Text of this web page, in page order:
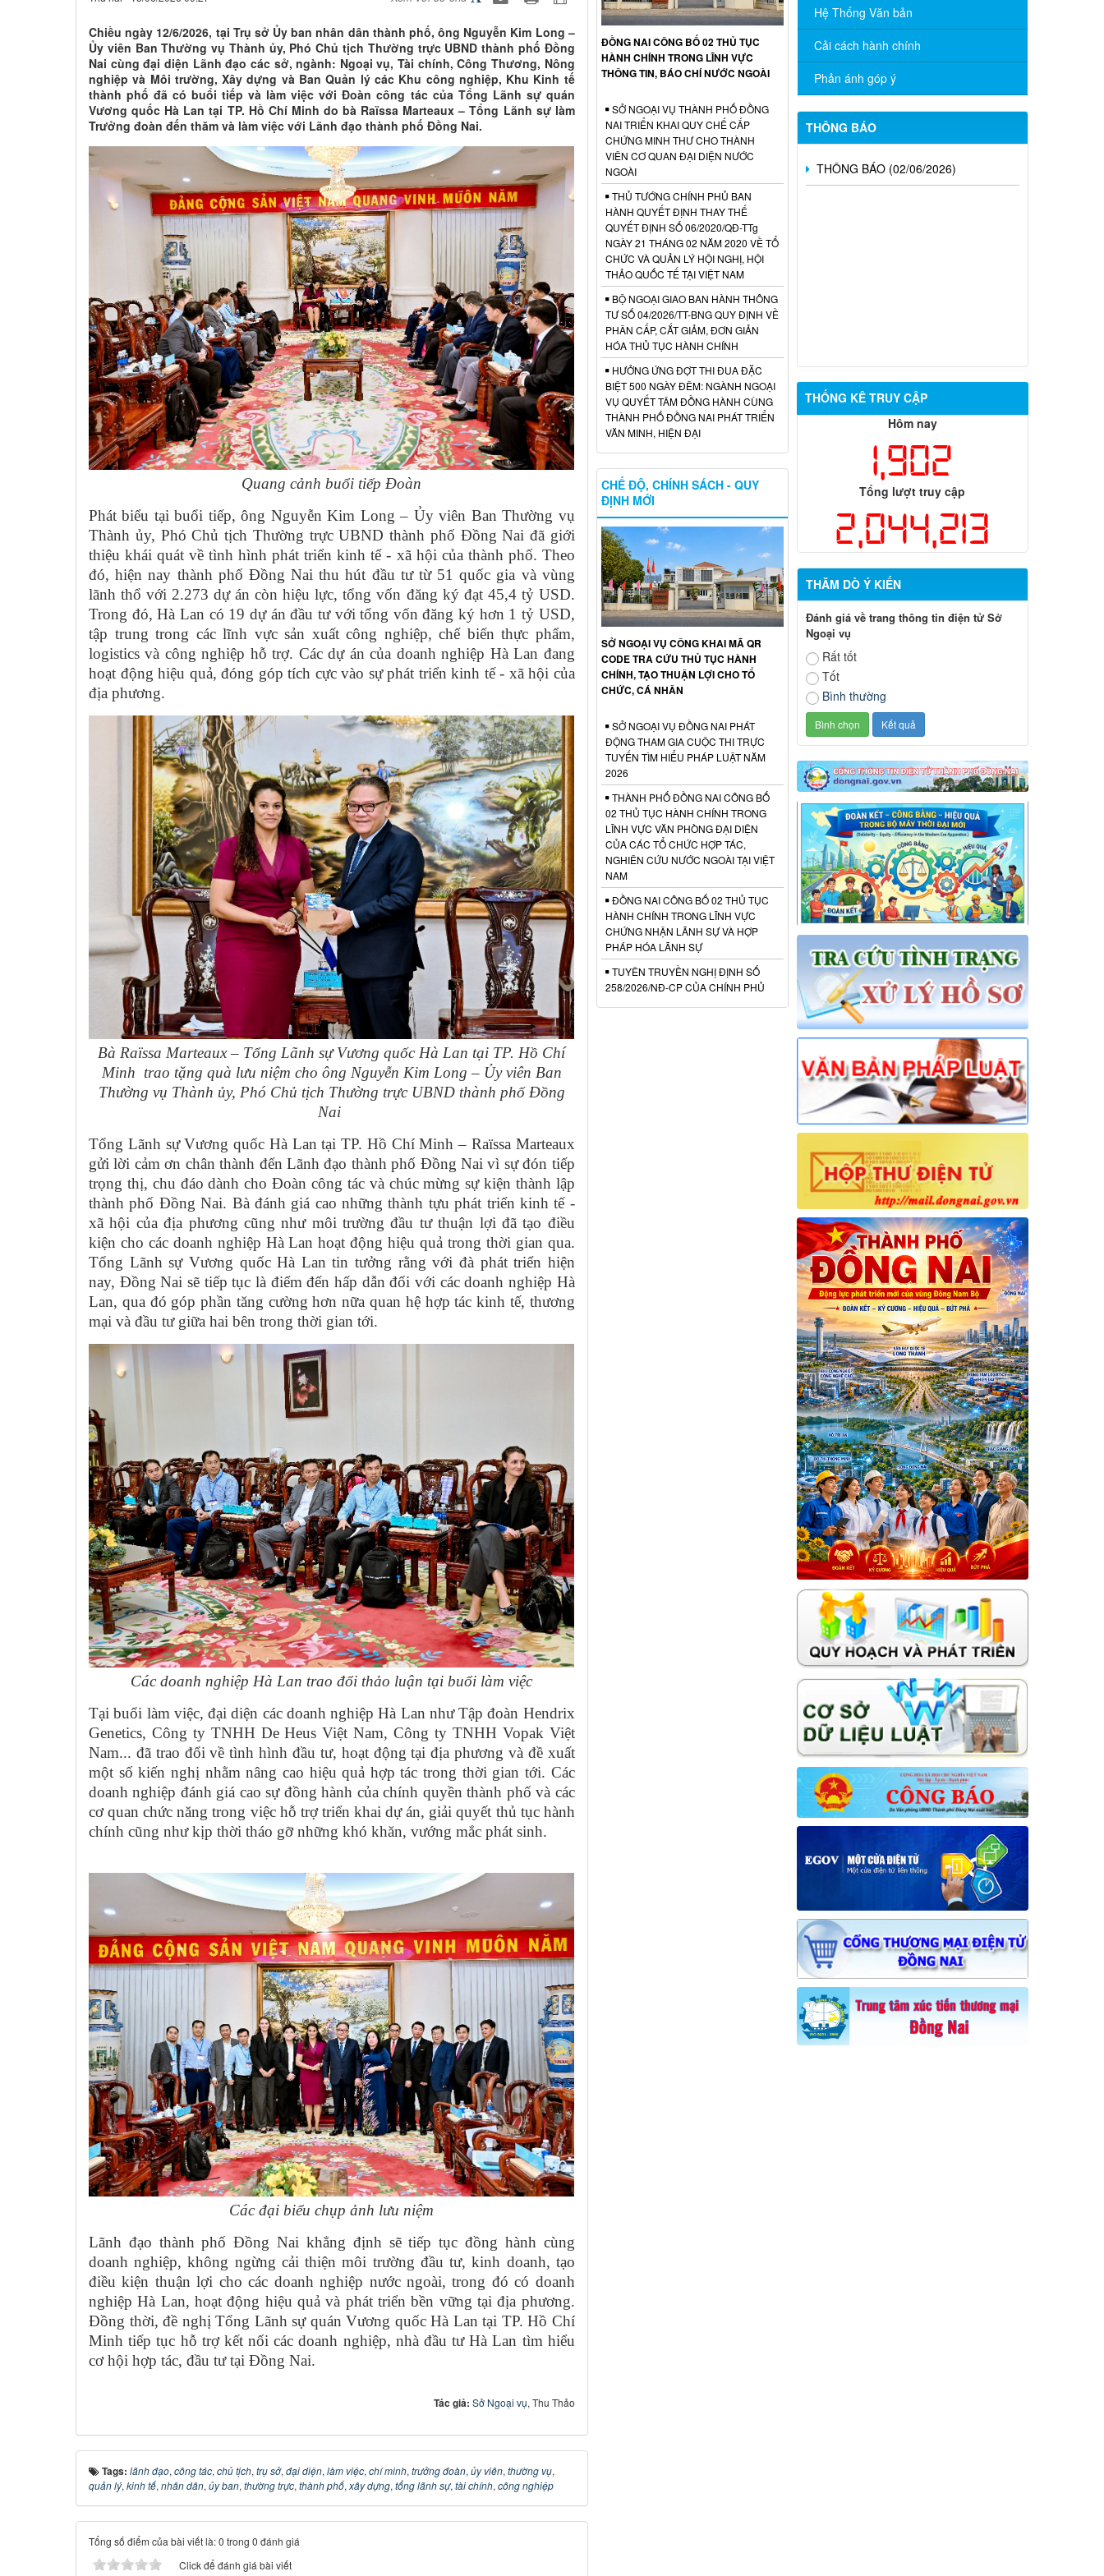
Chiều ngày 12/6/2026, tại Trụ sở Ủy ban nhân dân thành phố, ông Nguyễn Kim Long –
Ủy viên Ban Thường vụ Thành ủy, Phó Chủ tịch Thường trực UBND thành phố Đồng
Nai cùng đại diện Lãnh đạo các sở, ngành: Ngoại vụ, Tài chính, Công Thương, Nông
nghiệp và Môi trường, Xây dựng và Ban Quản lý các Khu công nghiệp, Khu Kinh tế
thành phố đã có buổi tiếp và làm việc với Đoàn công tác của Tổng Lãnh sự quán
Vương quốc Hà Lan tại TP. Hồ Chí Minh do bà Raïssa Marteaux – Tổng Lãnh sự làm
Trưởng đoàn đến thăm và làm việc với Lãnh đạo thành phố Đồng Nai.
Quang cảnh buổi tiếp Đoàn
Phát biểu tại buổi tiếp, ông Nguyễn Kim Long – Ủy viên Ban Thường vụ
Thành ủy, Phó Chủ tịch Thường trực UBND thành phố Đồng Nai đã giới
thiệu khái quát về tình hình phát triển kinh tế - xã hội của thành phố. Theo
đó, hiện nay thành phố Đồng Nai thu hút đầu tư từ 51 quốc gia và vùng
lãnh thổ với 2.273 dự án còn hiệu lực, tổng vốn đăng ký đạt 45,4 tỷ USD.
Trong đó, Hà Lan có 19 dự án đầu tư với tổng vốn đăng ký hơn 1 tỷ USD,
tập trung trong các lĩnh vực sản xuất công nghiệp, chế biến thực phẩm,
logistics và công nghiệp hỗ trợ. Các dự án của doanh nghiệp Hà Lan đang
hoạt động hiệu quả, đóng góp tích cực vào sự phát triển kinh tế - xã hội của
địa phương.
Bà Raïssa Marteaux – Tổng Lãnh sự Vương quốc Hà Lan tại TP. Hồ Chí
Minh trao tặng quà lưu niệm cho ông Nguyễn Kim Long – Ủy viên Ban
Thường vụ Thành ủy, Phó Chủ tịch Thường trực UBND thành phố Đồng
Nai
Tổng Lãnh sự Vương quốc Hà Lan tại TP. Hồ Chí Minh – Raïssa Marteaux
gửi lời cảm ơn chân thành đến Lãnh đạo thành phố Đồng Nai vì sự đón tiếp
trọng thị, chu đáo dành cho Đoàn công tác và chúc mừng sự kiện thành lập
thành phố Đồng Nai. Bà đánh giá cao những thành tựu phát triển kinh tế -
xã hội của địa phương cũng như môi trường đầu tư thuận lợi đã tạo điều
kiện cho các doanh nghiệp Hà Lan hoạt động hiệu quả trong thời gian qua.
Tổng Lãnh sự Vương quốc Hà Lan tin tưởng rằng với đà phát triển hiện
nay, Đồng Nai sẽ tiếp tục là điểm đến hấp dẫn đối với các doanh nghiệp Hà
Lan, qua đó góp phần tăng cường hơn nữa quan hệ hợp tác kinh tế, thương
mại và đầu tư giữa hai bên trong thời gian tới.
Các doanh nghiệp Hà Lan trao đổi thảo luận tại buổi làm việc
Tại buổi làm việc, đại diện các doanh nghiệp Hà Lan như Tập đoàn Hendrix
Genetics, Công ty TNHH De Heus Việt Nam, Công ty TNHH Vopak Việt
Nam... đã trao đổi về tình hình đầu tư, hoạt động tại địa phương và đề xuất
một số kiến nghị nhằm nâng cao hiệu quả hợp tác trong thời gian tới. Các
doanh nghiệp đánh giá cao sự đồng hành của chính quyền thành phố và các
cơ quan chức năng trong việc hỗ trợ triển khai dự án, giải quyết thủ tục hành
chính cũng như kịp thời tháo gỡ những khó khăn, vướng mắc phát sinh.
Các đại biểu chụp ảnh lưu niệm
Lãnh đạo thành phố Đồng Nai khẳng định sẽ tiếp tục đồng hành cùng
doanh nghiệp, không ngừng cải thiện môi trường đầu tư, kinh doanh, tạo
điều kiện thuận lợi cho các doanh nghiệp nước ngoài, trong đó có doanh
nghiệp Hà Lan, hoạt động hiệu quả và phát triển bền vững tại địa phương.
Đồng thời, đề nghị Tổng Lãnh sự quán Vương quốc Hà Lan tại TP. Hồ Chí
Minh tiếp tục hỗ trợ kết nối các doanh nghiệp, nhà đầu tư Hà Lan tìm hiểu
cơ hội hợp tác, đầu tư tại Đồng Nai.
Tác giả: Sở Ngoại vụ, Thu Thảo
Tags: lãnh đạo, công tác, chủ tịch, trụ sở, đại diện, làm việc, chí minh, trưởng đoàn, ủy viên, thường vụ,
quản lý, kinh tế, nhân dân, ủy ban, thường trực, thành phố, xây dựng, tổng lãnh sự, tài chính, công nghiệp
Tổng số điểm của bài viết là: 0 trong 0 đánh giá
Click để đánh giá bài viết
Hệ Thống Văn bản
Cải cách hành chính
Phản ánh góp ý
THÔNG BÁO
NĂM 2026
CÔNG BỐ DANH MỤC THỦ TỤC
HÀNH CHÍNH ĐƯỢC PHÂN CẤP, PHÂN
QUYỀN THUỘC PHẠM VI QUẢN LÝ CỦA
NGÀNH NGOẠI VỤ THÀNH PHỐ ĐỒNG
NAI
THÔNG BÁO (02/06/2026)
THỐNG KÊ TRUY CẬP
Hôm nay
1,902
Tổng lượt truy cập
2,044,213
THĂM DÒ Ý KIẾN
Đánh giá về trang thông tin điện tử Sở
Ngoại vụ
Rất tốt
Tốt
Bình thường
ĐỒNG NAI CÔNG BỐ 02 THỦ TỤC
HÀNH CHÍNH TRONG LĨNH VỰC
THÔNG TIN, BÁO CHÍ NƯỚC NGOÀI
SỞ NGOẠI VỤ THÀNH PHỐ ĐỒNG
NAI TRIỂN KHAI QUY CHẾ CẤP
CHỨNG MINH THƯ CHO THÀNH
VIÊN CƠ QUAN ĐẠI DIỆN NƯỚC
NGOÀI
THỦ TƯỚNG CHÍNH PHỦ BAN
HÀNH QUYẾT ĐỊNH THAY THẾ
QUYẾT ĐỊNH SỐ 06/2020/QĐ-TTg
NGÀY 21 THÁNG 02 NĂM 2020 VỀ TỔ
CHỨC VÀ QUẢN LÝ HỘI NGHỊ, HỘI
THẢO QUỐC TẾ TẠI VIỆT NAM
BỘ NGOẠI GIAO BAN HÀNH THÔNG
TƯ SỐ 04/2026/TT-BNG QUY ĐỊNH VỀ
PHÂN CẤP, CẮT GIẢM, ĐƠN GIẢN
HÓA THỦ TỤC HÀNH CHÍNH
HƯỞNG ỨNG ĐỢT THI ĐUA ĐẶC
BIỆT 500 NGÀY ĐÊM: NGÀNH NGOẠI
VỤ QUYẾT TÂM ĐỒNG HÀNH CÙNG
THÀNH PHỐ ĐỒNG NAI PHÁT TRIỂN
VĂN MINH, HIỆN ĐẠI
CHẾ ĐỘ, CHÍNH SÁCH - QUY
ĐỊNH MỚI
SỞ NGOẠI VỤ CÔNG KHAI MÃ QR
CODE TRA CỨU THỦ TỤC HÀNH
CHÍNH, TẠO THUẬN LỢI CHO TỔ
CHỨC, CÁ NHÂN
SỞ NGOẠI VỤ ĐỒNG NAI PHÁT
ĐỘNG THAM GIA CUỘC THI TRỰC
TUYẾN TÌM HIỂU PHÁP LUẬT NĂM
2026
THÀNH PHỐ ĐỒNG NAI CÔNG BỐ
02 THỦ TỤC HÀNH CHÍNH TRONG
LĨNH VỰC VĂN PHÒNG ĐẠI DIỆN
CỦA CÁC TỔ CHỨC HỢP TÁC,
NGHIÊN CỨU NƯỚC NGOÀI TẠI VIỆT
NAM
ĐỒNG NAI CÔNG BỐ 02 THỦ TỤC
HÀNH CHÍNH TRONG LĨNH VỰC
CHỨNG NHẬN LÃNH SỰ VÀ HỢP
PHÁP HÓA LÃNH SỰ
TUYÊN TRUYỀN NGHỊ ĐỊNH SỐ
258/2026/NĐ-CP CỦA CHÍNH PHỦ